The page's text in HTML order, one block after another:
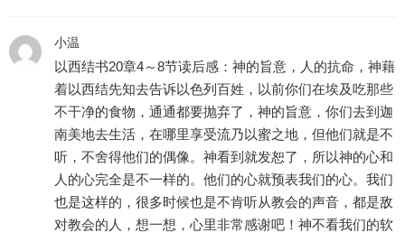
小温
以西结书20章4～8节读后感：神的旨意，人的抗命，神藉
着以西结先知去告诉以色列百姓，以前你们在埃及吃那些
不干净的食物，通通都要抛弃了，神的旨意，你们去到迦
南美地去生活，在哪里享受流乃以蜜之地，但他们就是不
听，不舍得他们的偶像。神看到就发恕了，所以神的心和
人的心完全是不一样的。他们的心就预表我们的心。我们
也是这样的，很多时候也是不肯听从教会的声音，都是敌
对教会的人，想一想，心里非常感谢吧！神不看我们的软